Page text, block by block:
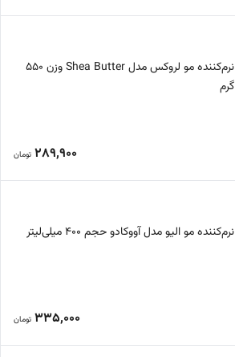
نرم‌کننده مو لروکس مدل Shea Butter وزن 550
گرم
289,900 تومان
نرم‌کننده مو الیو مدل آووکادو حجم 400 میلی‌لیتر
335,000 تومان